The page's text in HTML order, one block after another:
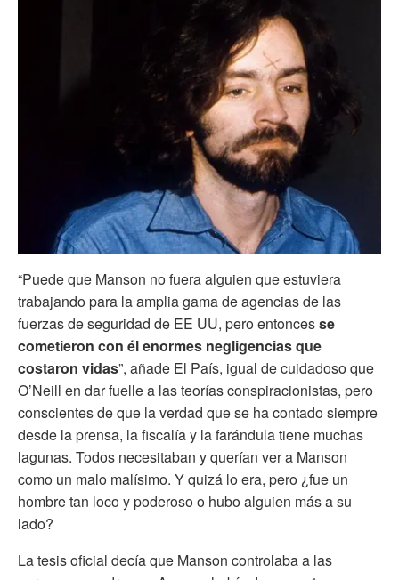
“Puede que Manson no fuera alguien que estuviera
trabajando para la amplia gama de agencias de las
fuerzas de seguridad de EE UU, pero entoncesse
cometieron con él enormes negligencias que
costaron vidas”, añade El País, igual de cuidadoso que
O’Neill en dar fuelle a las teorías conspiracionistas, pero
conscientes de que la verdad que se ha contado siempre
desde la prensa, la fiscalía y la farándula tiene muchas
lagunas. Todos necesitaban y querían ver a Manson
como un malo malísimo. Y quizá lo era, pero ¿fue un
hombre tan loco y poderoso o hubo alguien más a su
lado?
La tesis oficial decía que Manson controlaba a las